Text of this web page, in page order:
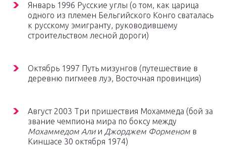
Январь 1996 Русские углы (о том, как царица
одного из племен Бельгийского Конго сваталась
к русскому эмигранту, руководившему
строительством лесной дороги)
Октябрь 1997 Путь мизунгов (путешествие в
деревню пигмеев луэ, Восточная провинция)
Август 2003 Три пришествия Мохаммеда (бой за
звание чемпиона мира по боксу между
Мохаммедом Алии Джорджем Форменом в
Киншасе 30 октября 1974)